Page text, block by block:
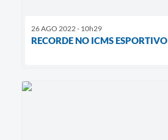
26 AGO 2022 - 10h29
RECORDE NO ICMS ESPORTIVO